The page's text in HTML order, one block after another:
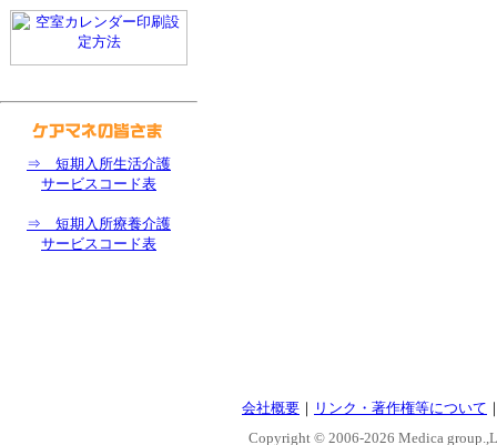
⇒ 短期入所生活介護
サービスコード表
⇒ 短期入所療養介護
サービスコード表
会社概要 ｜ リンク・著作権等について
Copyright © 2006-2026 Medica